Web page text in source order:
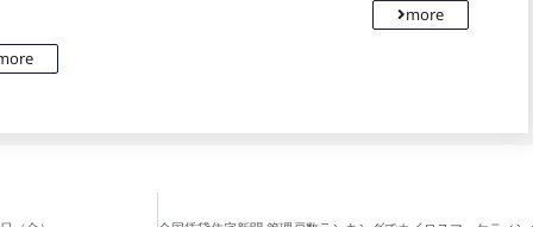
more